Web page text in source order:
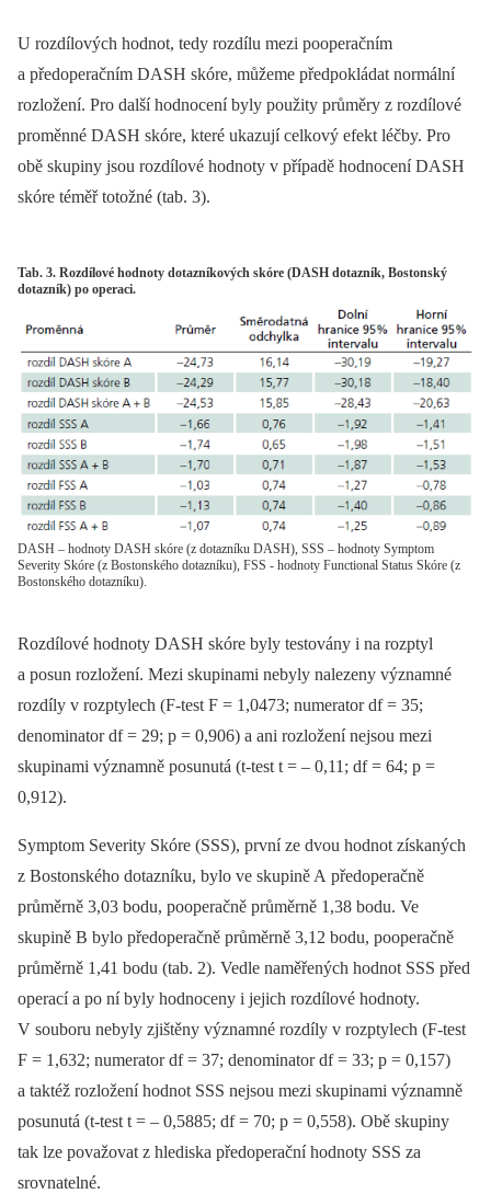
U rozdílových hodnot, tedy rozdílu mezi pooperačním
a předoperačním DASH skóre, můžeme předpokládat normální
rozložení. Pro další hodnocení byly použity průměry z rozdílové
proměnné DASH skóre, které ukazují celkový efekt léčby. Pro
obě skupiny jsou rozdílové hodnoty v případě hodnocení DASH
skóre téměř totožné (tab. 3).
Tab. 3. Rozdílové hodnoty dotazníkových skóre (DASH dotazník, Bostonský
dotazník) po operaci.
DASH – hodnoty DASH skóre (z dotazníku DASH), SSS – hodnoty Symptom
Severity Skóre (z Bostonského dotazníku), FSS - hodnoty Functional Status Skóre (z
Bostonského dotazníku).
Rozdílové hodnoty DASH skóre byly testovány i na rozptyl
a posun rozložení. Mezi skupinami nebyly nalezeny významné
rozdíly v rozptylech (F-test F = 1,0473; numerator df = 35;
denominator df = 29; p = 0,906) a ani rozložení nejsou mezi
skupinami významně posunutá (t-test t = –⁠ 0,11; df = 64; p =
0,912).
Symptom Severity Skóre (SSS), první ze dvou hodnot získaných
z Bostonského dotazníku, bylo ve skupině A předoperačně
průměrně 3,03 bodu, pooperačně průměrně 1,38 bodu. Ve
skupině B bylo předoperačně průměrně 3,12 bodu, pooperačně
průměrně 1,41 bodu (tab. 2). Vedle naměřených hodnot SSS před
operací a po ní byly hodnoceny i jejich rozdílové hodnoty.
V souboru nebyly zjištěny významné rozdíly v rozptylech (F-test
F = 1,632; numerator df = 37; denominator df = 33; p = 0,157)
a taktéž rozložení hodnot SSS nejsou mezi skupinami významně
posunutá (t-test t = –⁠ 0,5885; df = 70; p = 0,558). Obě skupiny
tak lze považovat z hlediska předoperační hodnoty SSS za
srovnatelné.